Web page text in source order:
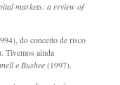
markets: a review of
do conceito de risco
Tivemos ainda
e Bushee(1997).